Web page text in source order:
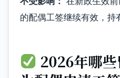
的配偶工签继续有效，持
2026年哪